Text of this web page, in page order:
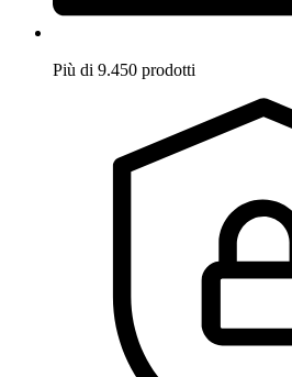
Più di 9.450 prodotti